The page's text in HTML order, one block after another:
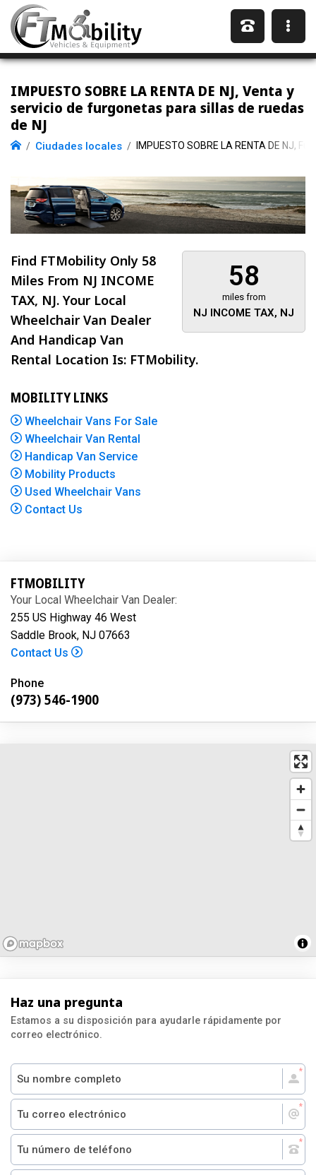
IMPUESTO SOBRE LA RENTA DE NJ, Venta y
servicio de furgonetas para sillas de ruedas
de NJ
Ciudades locales IMPUESTO SOBRE LA RENTA DE NJ,
58
miles from
NJ INCOME TAX, NJ
Find FTMobility Only 58
Miles From NJ INCOME
TAX, NJ. Your Local
Wheelchair Van Dealer
And Handicap Van
Rental Location Is: FTMobility.
MOBILITY LINKS
Wheelchair Vans For Sale
Wheelchair Van Rental
Handicap Van Service
Mobility Products
Used Wheelchair Vans
Contact Us
FTMOBILITY
Your Local Wheelchair Van Dealer:
255 US Highway 46 West
Saddle Brook, NJ 07663
Contact Us
Phone
(973) 546-1900
Haz una pregunta
Estamos a su disposición para ayudarle rápidamente por
correo electrónico.